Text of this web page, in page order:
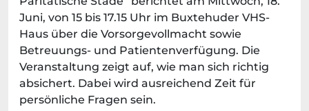
Juni, von 15 bis 17.15 Uhr im Buxtehuder VHS-
Haus über die Vorsorgevollmacht sowie
Betreuungs- und Patientenverfügung. Die
Veranstaltung zeigt auf, wie man sich richtig
absichert. Dabei wird ausreichend Zeit für
persönliche Fragen sein.